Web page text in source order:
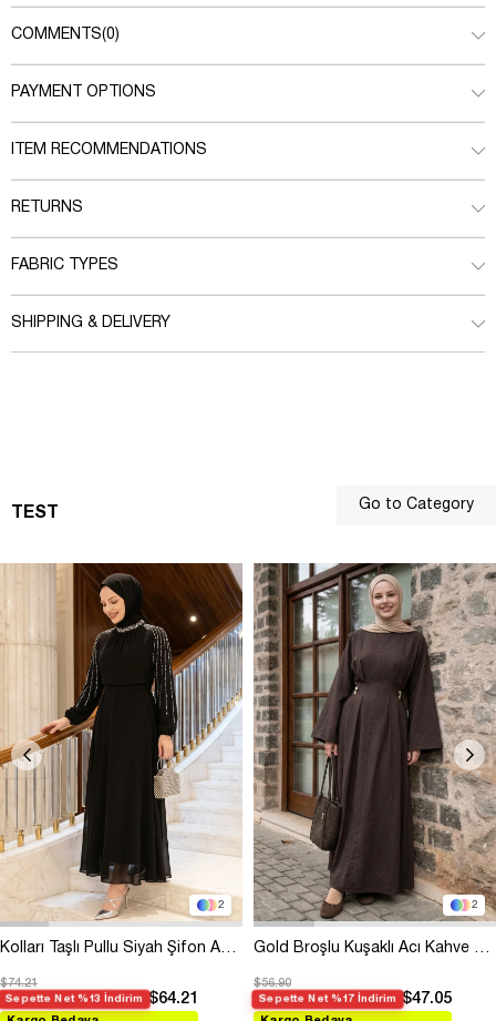
COMMENTS(0)
PAYMENT OPTIONS
ITEM RECOMMENDATIONS
RETURNS
FABRIC TYPES
SHIPPING & DELIVERY
TEST
2
Kolları Taşlı Pullu Siyah Şifon Abiye
$74.21
Sepette Net %13 İndirim $64.21
2
Gold Broşlu Kuşaklı Acı Kahve Modal Elbise
$56.90
Sepette Net %17 İndirim $47.05
Go to Category